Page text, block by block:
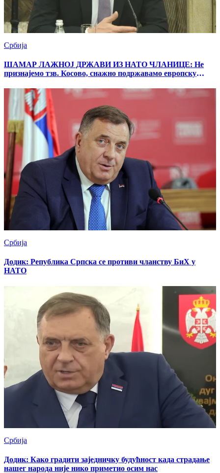
Србија
ШАМАР ЛАЖНОЈ ДРЖАВИ ИЗ НАТО ЧЛАНИЦЕ: Не
признајемо тзв. Косово, снажно подржавамо европску
Србија
Додик: Република Српска се противи чланству БиХ у
НАТО
Србија
Додик: Како градити заједничку будућност када страдање
нашег народа није нико приметио осим нас